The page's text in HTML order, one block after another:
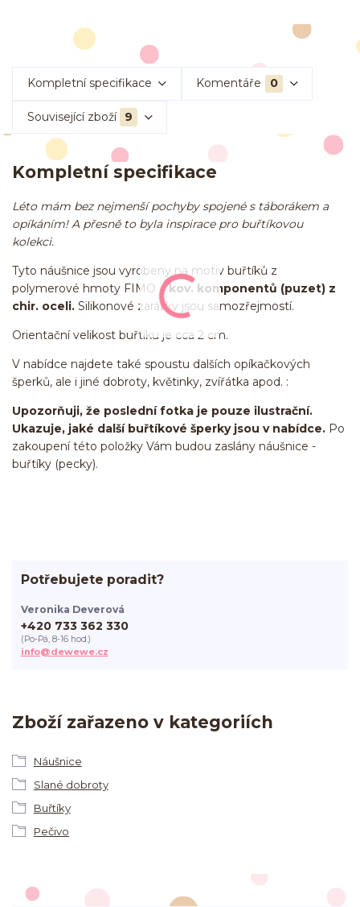
Kompletní specifikace Komentáře 0
Související zboží 9
Kompletní specifikace
Léto mám bez nejmenší pochyby spojené s táborákem a
opíkáním! A přesně to byla inspirace pro buřtíkovou
kolekci.
Tyto náušnice jsou vyrobeny na motiv buřtíků z
polymerové hmoty FIMO akov. komponentů (puzet) z
chir. oceli. Silikonové zarážky jsou samozřejmostí.
Orientační velikost buřtíku je cca 2 cm.
V nabídce najdete také spoustu dalších opíkačkových
šperků, ale i jiné dobroty, květinky, zvířátka apod. :
Upozorňuji, že poslední fotka je pouze ilustrační.
Ukazuje, jaké další buřtíkové šperky jsou v nabídce. Po
zakoupení této položky Vám budou zaslány náušnice -
buřtíky (pecky).
Zboží zařazeno v kategoriích
Náušnice
Slané dobroty
Buřtíky
Pečivo
Potřebujete poradit?
Veronika Deverová
+420 733 362 330
(Po-Pá, 8-16 hod.)
info@dewewe.cz